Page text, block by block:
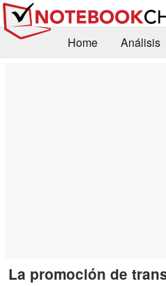
Home Análisis
La promoción de